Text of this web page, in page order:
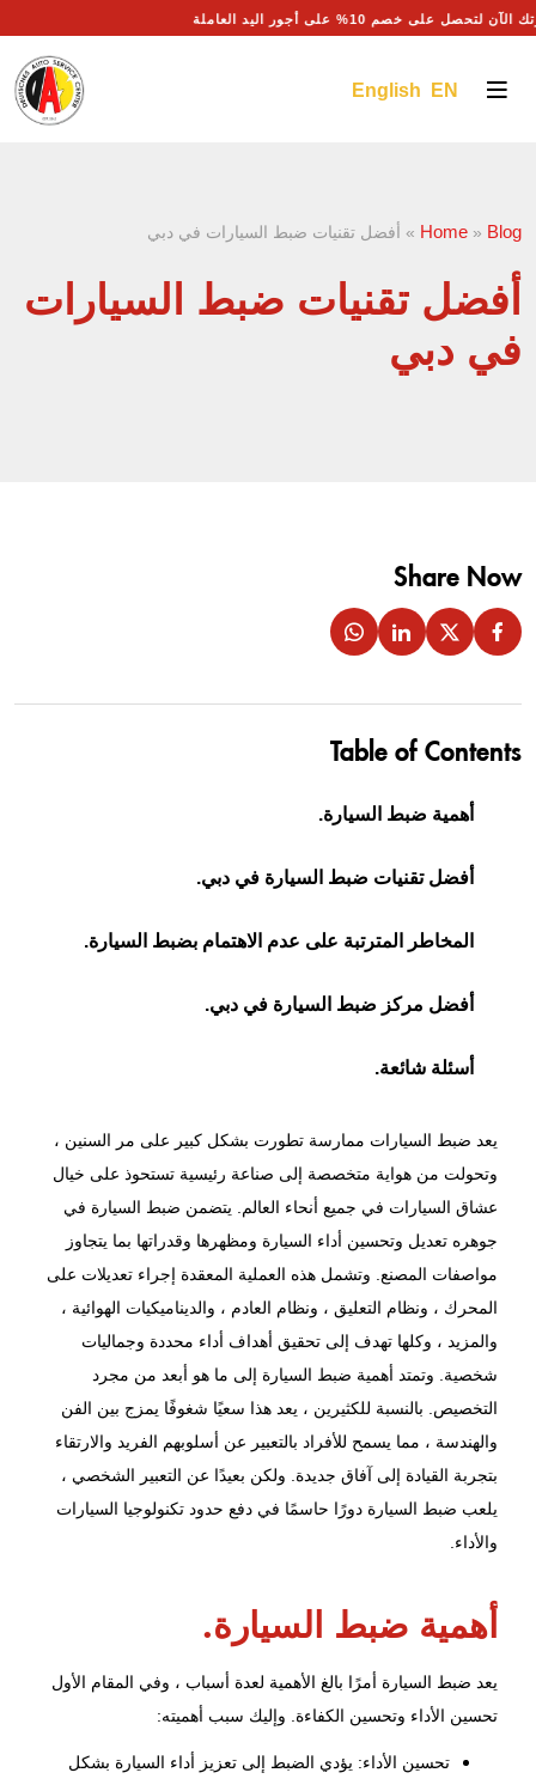
لتحصل على خصم 10% على أجور اليد العاملة
English EN
Home » Blog
» أفضل تقنيات ضبط السيارات في دبي
أفضل تقنيات ضبط السيارات
في دبي
Share Now
Table of Contents
أهمية ضبط السيارة.
أفضل تقنيات ضبط السيارة في دبي.
المخاطر المترتبة على عدم الاهتمام بضبط السيارة.
أفضل مركز ضبط السيارة في دبي.
أسئلة شائعة.
يعد ضبط السيارات ممارسة تطورت بشكل كبير على مر السنين ،
وتحولت من هواية متخصصة إلى صناعة رئيسية تستحوذ على خيال
عشاق السيارات في جميع أنحاء العالم. يتضمن ضبط السيارة في
جوهره تعديل وتحسين أداء السيارة ومظهرها وقدراتها بما يتجاوز
مواصفات المصنع. وتشمل هذه العملية المعقدة إجراء تعديلات على
المحرك ، ونظام التعليق ، ونظام العادم ، والديناميكيات الهوائية ،
والمزيد ، وكلها تهدف إلى تحقيق أهداف أداء محددة وجماليات
شخصية. وتمتد أهمية ضبط السيارة إلى ما هو أبعد من مجرد
التخصيص. بالنسبة للكثيرين ، يعد هذا سعيًا شغوفًا يمزج بين الفن
والهندسة ، مما يسمح للأفراد بالتعبير عن أسلوبهم الفريد والارتقاء
بتجربة القيادة إلى آفاق جديدة. ولكن بعيدًا عن التعبير الشخصي ،
يلعب ضبط السيارة دورًا حاسمًا في دفع حدود تكنولوجيا السيارات
والأداء.
أهمية ضبط السيارة.
يعد ضبط السيارة أمرًا بالغ الأهمية لعدة أسباب ، وفي المقام الأول
تحسين الأداء وتحسين الكفاءة. وإليك سبب أهميته:
تحسين الأداء: يؤدي الضبط إلى تعزيز أداء السيارة بشكل